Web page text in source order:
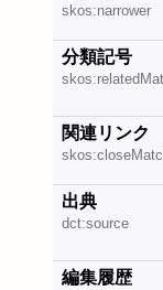
skos:narrower
分類記号
関連リンク
出典
dct:source
編集履歴